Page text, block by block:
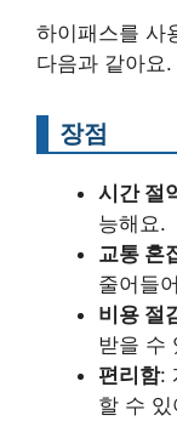
하이패스를 사
다음과 같아요.
장점
시간 절
능해요.
교통 혼
줄어들
비용 절
받을 수
편리함:
할 수 있